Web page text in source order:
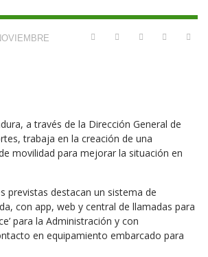
a través de la Dirección General de
trabaja en la creación de una
movilidad para mejorar la situación en
previstas destacan un sistema de
con app, web y central de llamadas para
para la Administración y con
en equipamiento embarcado para